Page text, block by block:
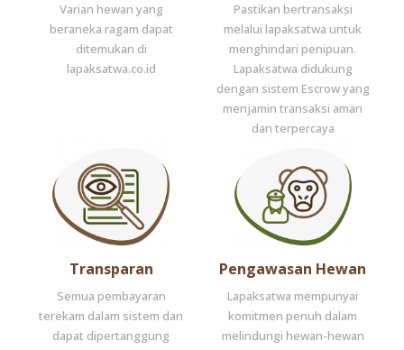
Varian hewan yang
beraneka ragam dapat
ditemukan di
lapaksatwa.co.id
Pastikan bertransaksi
melalui lapaksatwa untuk
menghindari penipuan.
Lapaksatwa didukung
dengan sistem Escrow yang
menjamin transaksi aman
dan terpercaya
Transparan
Semua pembayaran
terekam dalam sistem dan
dapat dipertanggung
Pengawasan Hewan
Lapaksatwa mempunyai
komitmen penuh dalam
melindungi hewan-hewan